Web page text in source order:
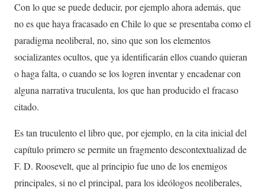
Con lo que se puede deducir, por ejemplo ahora además, que
no es que haya fracasado en Chile lo que se presentaba como el
paradigma neoliberal, no, sino que son los elementos
socializantes ocultos, que ya identificarán ellos cuando quieran
o haga falta, o cuando se los logren inventar y encadenar con
alguna narrativa truculenta, los que han producido el fracaso
citado.
Es tan truculento el libro que, por ejemplo, en la cita inicial del
capítulo primero se permite un fragmento descontextualizad de
F. D. Roosevelt, que al principio fue uno de los enemigos
principales, si no el principal, para los ideólogos neoliberales,